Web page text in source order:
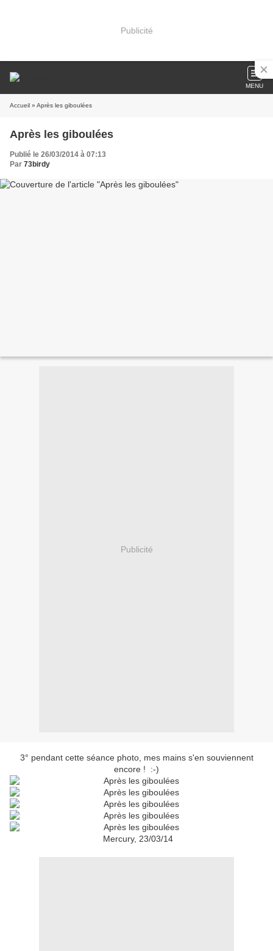
Publicité
MENU
Accueil » Après les giboulées
Après les giboulées
Publié le 26/03/2014 à 07:13
Par 73birdy
Publicité
3° pendant cette séance photo, mes mains s'en souviennent
encore ! :-)
Mercury, 23/03/14